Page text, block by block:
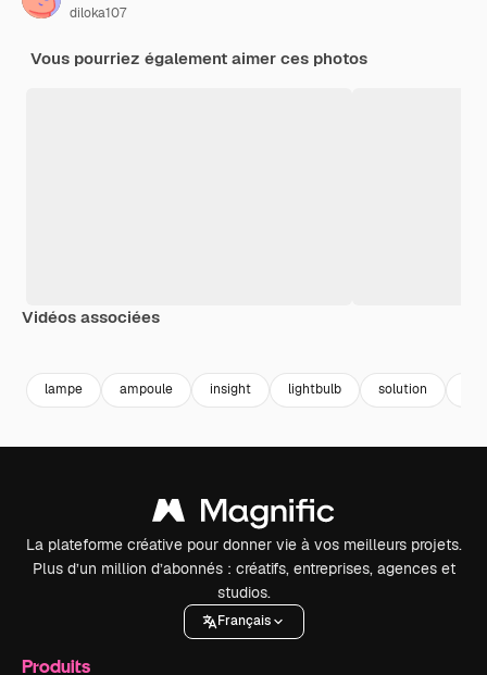
diloka107
Vous pourriez également aimer ces photos
Vidéos associées
lampe ampoule insight lightbulb solution
La plateforme créative pour donner vie à vos meilleurs projets.
Plus d’un million d’abonnés : créatifs, entreprises, agences et
studios.
Français
Produits